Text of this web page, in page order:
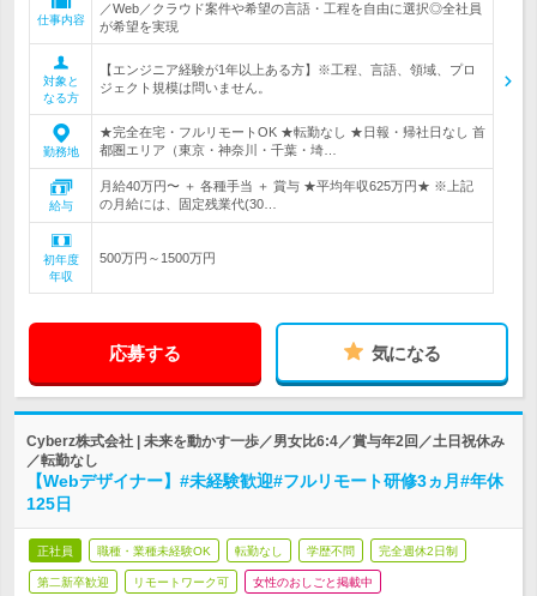
仕事内容
／Web／クラウド案件や希望の言語・工程を自由に選択◎全社員
が希望を実現
対象と
なる方
【エンジニア経験が1年以上ある方】※工程、言語、領域、プロ
ジェクト規模は問いません。
勤務地
★完全在宅・フルリモートOK ★転勤なし ★日報・帰社日なし 首
都圏エリア（東京・神奈川・千葉・埼…
給与
月給40万円〜 ＋ 各種手当 ＋ 賞与 ★平均年収625万円★ ※上記
の月給には、固定残業代(30…
初年度
年収
500万円～1500万円
応募する 気になる
Cyberz株式会社 | 未来を動かす一歩／男女比6:4／賞与年2回／土日祝休み
／転勤なし
【Webデザイナー】#未経験歓迎#フルリモート研修3ヵ月#年休
125日
正社員 職種・業種未経験OK 転勤なし 学歴不問 完全週休2日制
第二新卒歓迎 リモートワーク可 女性のおしごと掲載中